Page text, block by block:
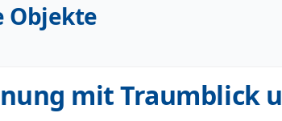
Objekte
mit Traumblick